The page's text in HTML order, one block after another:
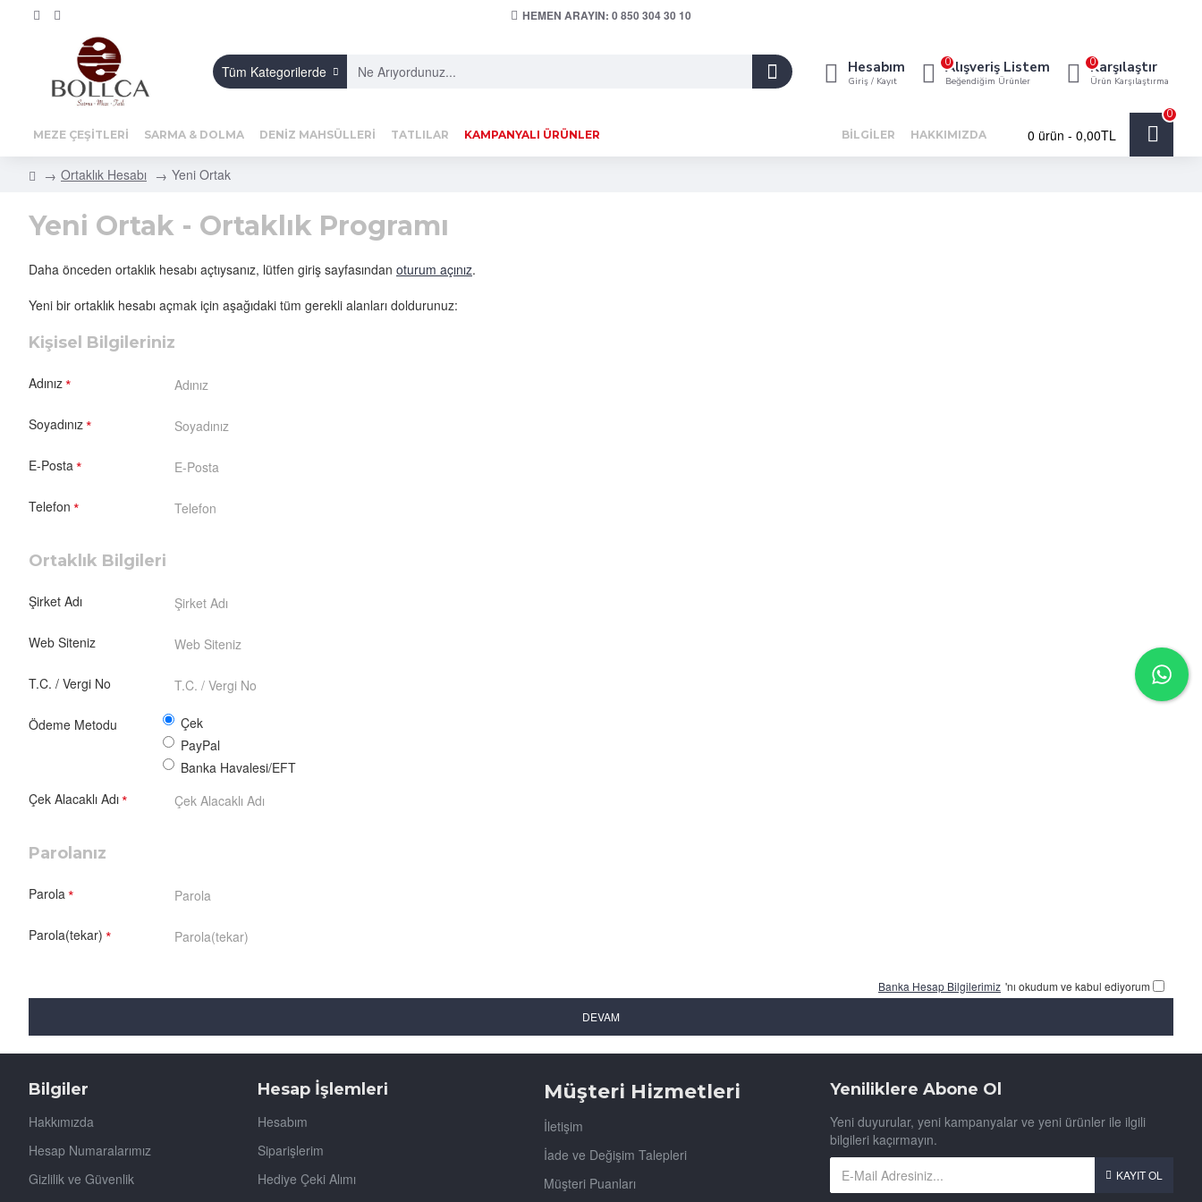
HEMEN ARAYIN: 0 850 304 30 10
Tüm Kategorilerde Hesabım
Giriş / Kayıt
Alışveriş Listem
Beğendiğim Ürünler
0 Karşılaştır
Ürün Karşılaştırma
0
MEZE ÇEŞITLERI SARMA & DOLMA DENIZ MAHSÜLLERI TATLILAR KAMPANYALI ÜRÜNLER BILGILER HAKKIMIZDA 0 ürün - 0,00TL
0
Ortaklık Hesabı Yeni Ortak
Yeni Ortak - Ortaklık Programı
Daha önceden ortaklık hesabı açtıysanız, lütfen giriş sayfasından oturum açınız.
Yeni bir ortaklık hesabı açmak için aşağıdaki tüm gerekli alanları doldurunuz:
Kişisel Bilgileriniz
Adınız
Soyadınız
E-Posta
Telefon
Ortaklık Bilgileri
Şirket Adı
Web Siteniz
T.C. / Vergi No
Ödeme Metodu
Çek
PayPal
Banka Havalesi/EFT
Çek Alacaklı Adı
Parolanız
Parola
Parola(tekar)
Banka Hesap Bilgilerimiz 'nı okudum ve kabul ediyorum
Bilgiler
Hakkımızda
Hesap Numaralarımız
Gizlilik ve Güvenlik
Hesap İşlemleri
Hesabım
Siparişlerim
Hediye Çeki Alımı
Müşteri Hizmetleri
İletişim
İade ve Değişim Talepleri
Müşteri Puanları
Yeniliklere Abone Ol
Yeni duyurular, yeni kampanyalar ve yeni ürünler ile ilgili
bilgileri kaçırmayın.
KAYIT OL